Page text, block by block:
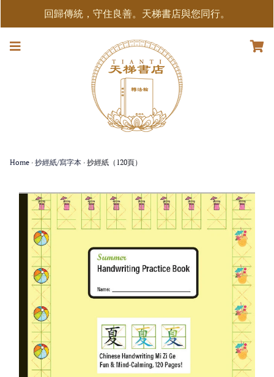
回歸傳統，守住良善。天梯書店與您同行。
Home › 抄經紙/寫字本 › 抄經紙（120頁）